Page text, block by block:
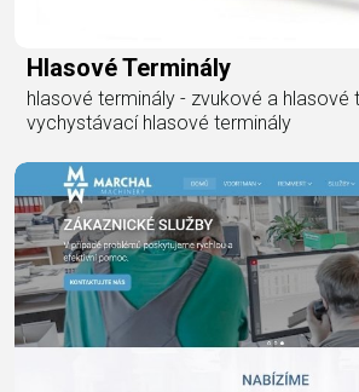
Hlasové Terminály
hlasové terminály - zvukové a hlasové
vychystávací hlasové terminály